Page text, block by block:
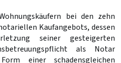
bei den zehn
Kaufangebots, dessen
seiner gesteigerten
als Notar
einer schadensgleichen